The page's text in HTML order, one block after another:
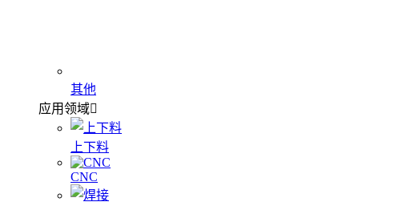
其他
应用领域
上下料
CNC